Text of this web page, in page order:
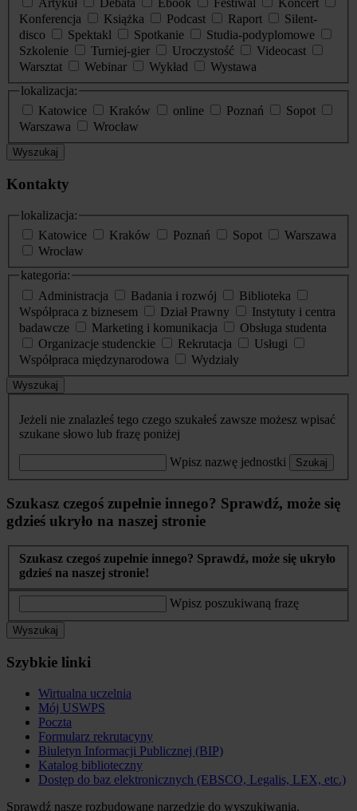
Konferencja
Książka Podcast Raport
Silent-
disco
Spektakl Spotkanie
Studia-podyplomowe
Szkolenie
Turniej-gier Uroczystość
Videocast
Warsztat
Webinar Wykład
Wystawa
lokalizacja:
Katowice
Kraków online Poznań
Sopot
Warszawa
Wrocław
Wyszukaj
Kontakty
lokalizacja:
Katowice
Kraków Poznań Sopot
Warszawa
Wrocław
kategoria:
Administracja
Badania i rozwój
Biblioteka
Współpraca z biznesem
Dział Prawny
Instytuty i centra
badawcze
Marketing i komunikacja
Obsługa studenta
Organizacje studenckie
Rekrutacja
Usługi
Współpraca międzynarodowa
Wydziały
Wyszukaj
Jeżeli nie znalazłeś tego czego szukałeś zawsze możesz wpisać
szukane słowo lub frazę poniżej
Wpisz nazwę jednostki Szukaj
Szukasz czegoś zupełnie innego? Sprawdź, może się
gdzieś ukryło na naszej stronie
Szukasz czegoś zupełnie innego? Sprawdź, może się ukryło
gdzieś na naszej stronie!
Wpisz poszukiwaną frazę
Wyszukaj
Szybkie linki
Wirtualna uczelnia
Mój USWPS
Poczta
Formularz rekrutacyny
Biuletyn Informacji Publicznej (BIP)
Katalog biblioteczny
Dostęp do baz elektronicznych (EBSCO, Legalis, LEX, etc.)
Sprawdź nasze rozbudowane narzędzie do wyszukiwania.